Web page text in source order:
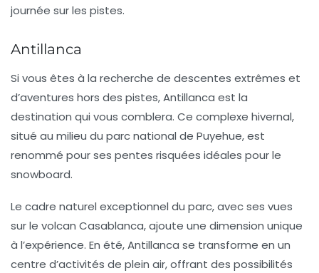
journée sur les pistes.
Antillanca
Si vous êtes à la recherche de descentes extrêmes et
d’aventures hors des pistes,Antillanca est la
destination qui vous comblera. Ce complexe hivernal,
situé au milieu du parc national de Puyehue, est
renommé pour ses pentes risquées idéales pour le
snowboard.
Le cadre naturel exceptionnel du parc, avec ses vues
sur le volcan Casablanca, ajoute une dimension unique
à l’expérience. En été, Antillanca se transforme en un
centre d’activités de plein air, offrant des possibilités